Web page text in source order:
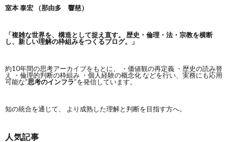
室本 泰宏 （那由多 響慈）
「複雑な世界を、構造として捉え直す。
歴史・倫理・法・宗教を横断
し、新しい理解の枠組みをつくるブログ。」
約10年間の思考アーカイブをもとに、 ・価値観の再定義 ・歴史の読み替
え ・倫理的判断の枠組み ・個人経験の概念化 などを行い、実務にも応用
可能な“思考のインフラ”を発信しています。
知の統合を通じて、 より成熟した理解と判断を目指す方へ。
人気記事